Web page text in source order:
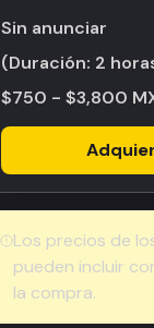
Sin anunciar
(Duración: 2
$750 - $3,800
Los precios de
pueden incluir
la compra.